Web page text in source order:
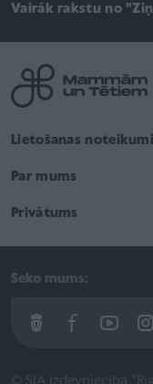
Vairāk rakstu no
Lietošanas noteikumi
Par mums
Privātums
Seko mums: